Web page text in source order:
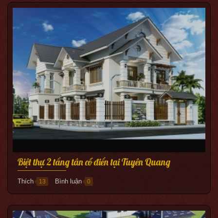
Biệt thự 2 tầng tân cổ điển tại Tuyên Quang
Thích 13 ● Bình luận 0